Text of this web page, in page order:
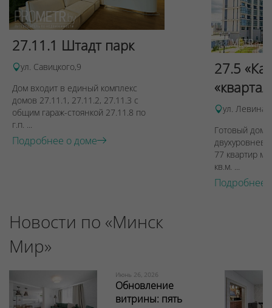
27.11.1 Штадт парк
ул. Савицкого,9
Дом входит в единый комплекс
домов 27.11.1, 27.11.2, 27.11.3 с
общим гараж-стоянкой 27.11.8 по
г.п. ...
Подробнее о доме
27.5
ул. Левина,
Готовый дом
77 квартир
кв.м. ...
Подробнее
Новости по «Минск
Мир»
Июнь 26, 2026
Обновление
витрины: пять